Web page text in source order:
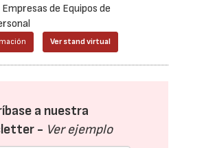
de Equipos de
Ver stand virtual
a nuestra
- Ver ejemplo